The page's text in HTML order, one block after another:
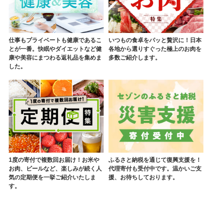
仕事もプライベートも健康であるこ
とが一番。快眠やダイエットなど健
康や美容にまつわる返礼品を集めま
した。
いつもの食卓をパッと贅沢に！日本
各地から選りすぐった極上のお肉を
多数ご紹介します。
1度の寄付で複数回お届け！お米や
お肉、ビールなど、楽しみが続く人
気の定期便を一挙ご紹介いたしま
す。
ふるさと納税を通じて復興支援を！
代理寄付も受付中です。温かいご支
援、お待ちしております。